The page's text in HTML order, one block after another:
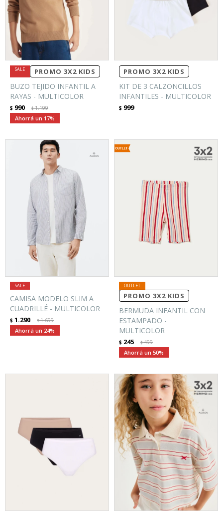
PROMO 3X2 KIDS
BUZO TEJIDO INFANTIL A
RAYAS - MULTICOLOR
$ 990 $1.199
17
PROMO 3X2 KIDS
KIT DE 3 CALZONCILLOS
INFANTILES - MULTICOLOR
$ 999
CAMISA MODELO SLIM A
CUADRILLÉ - MULTICOLOR
$ 1.290 $1.699
24
PROMO 3X2 KIDS
BERMUDA INFANTIL CON
ESTAMPADO -
MULTICOLOR
$ 245 $499
50